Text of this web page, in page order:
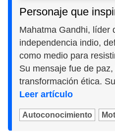
Personaje que
Mahatma Gandhi, líder
independencia indio,
como medio para
Su mensaje fue de
transformación ética.
Leer artículo
Autoconocimiento